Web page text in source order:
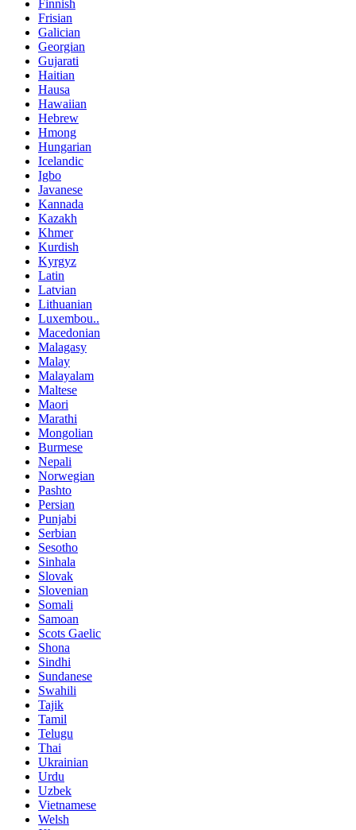
Finnish
Frisian
Galician
Georgian
Gujarati
Haitian
Hausa
Hawaiian
Hebrew
Hmong
Hungarian
Icelandic
Igbo
Javanese
Kannada
Kazakh
Khmer
Kurdish
Kyrgyz
Latin
Latvian
Lithuanian
Luxembou..
Macedonian
Malagasy
Malay
Malayalam
Maltese
Maori
Marathi
Mongolian
Burmese
Nepali
Norwegian
Pashto
Persian
Punjabi
Serbian
Sesotho
Sinhala
Slovak
Slovenian
Somali
Samoan
Scots Gaelic
Shona
Sindhi
Sundanese
Swahili
Tajik
Tamil
Telugu
Thai
Ukrainian
Urdu
Uzbek
Vietnamese
Welsh